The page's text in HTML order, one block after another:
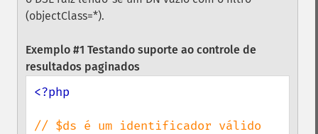
(objectClass=*).
Exemplo #1 Testando suporte ao controle de
resultados paginados
<?php
// $ds é um identificador válido